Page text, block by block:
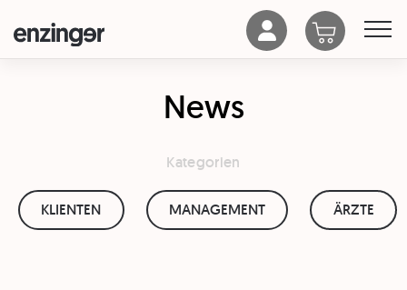
News
Kategorien
KLIENTEN MANAGEMENT ÄRZTE